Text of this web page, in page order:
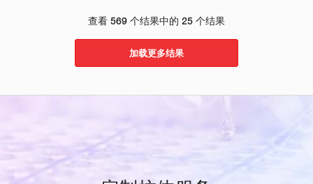
查看 569 个结果中的 25 个结果
加载更多结果